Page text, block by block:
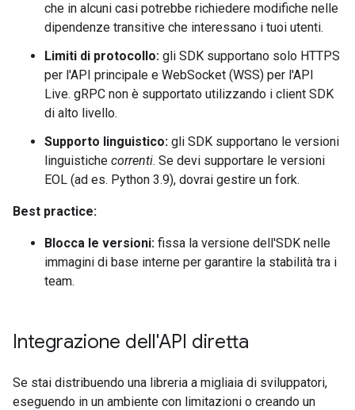
che in alcuni casi potrebbe richiedere modifiche nelle
dipendenze transitive che interessano i tuoi utenti.
Limiti di protocollo: gli SDK supportano solo HTTPS
per l'API principale e WebSocket (WSS) per l'API
Live. gRPC non è supportato utilizzando i client SDK
di alto livello.
Supporto linguistico: gli SDK supportano le versioni
linguistiche correnti. Se devi supportare le versioni
EOL (ad es. Python 3.9), dovrai gestire un fork.
Best practice:
Blocca le versioni: fissa la versione dell'SDK nelle
immagini di base interne per garantire la stabilità tra i
team.
Integrazione dell'API diretta
Se stai distribuendo una libreria a migliaia di sviluppatori,
eseguendo in un ambiente con limitazioni o creando un